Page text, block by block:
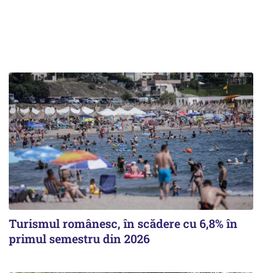
Turismul românesc, în scădere cu 6,8% în
primul semestru din 2026